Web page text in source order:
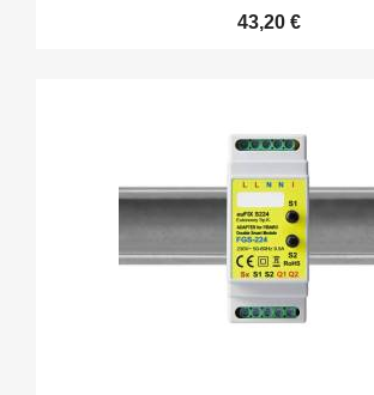
43,20 €